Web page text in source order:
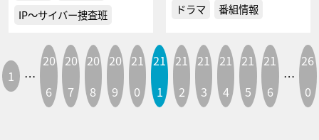
IP～サイバー捜査班
ドラマ 番組情報
1 …
20
6
20
7
20
8
20
9
21
0
21
1
21
2
21
3
21
4
21
5
21
6
…
26
0